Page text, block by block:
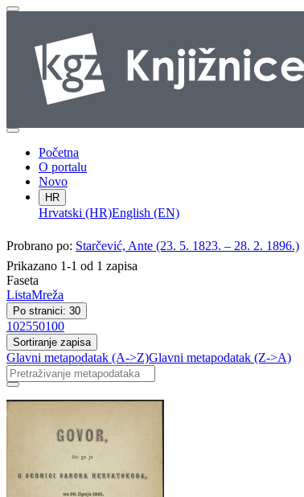
Početna
O portalu
Novo
HR
Hrvatski (HR)English (EN)
Probrano po: Starčević, Ante (23. 5. 1823. – 28. 2. 1896.)
Prikazano 1-1 od 1 zapisa
Faseta
ListaMreža
Po stranici: 30
102550100
Sortiranje zapisa
Glavni metapodatak (A->Z)Glavni metapodatak (Z->A)